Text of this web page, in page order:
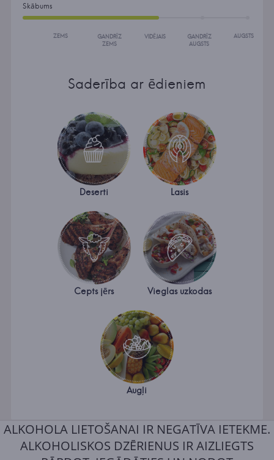
Skābums
ZEMS
GANDRĪZ
ZEMS
VIDĒJAIS
GANDRĪZ
AUGSTS
AUGSTS
Saderība ar ēdieniem
Deserti Lasis
Cepts jērs Vieglas uzkodas
Augļi
ALKOHOLA LIETOŠANAI IR NEGATĪVA IETEKME.
ALKOHOLISKOS DZĒRIENUS IR AIZLIEGTS